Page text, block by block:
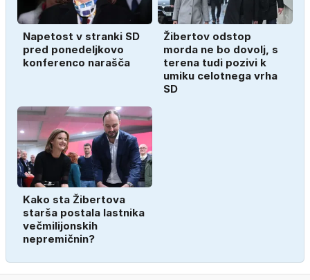
Napetost v stranki SD
pred ponedeljkovo
konferenco narašča
Žibertov odstop
morda ne bo dovolj, s
terena tudi pozivi k
umiku celotnega vrha
SD
Kako sta Žibertova
starša postala lastnika
večmilijonskih
nepremičnin?